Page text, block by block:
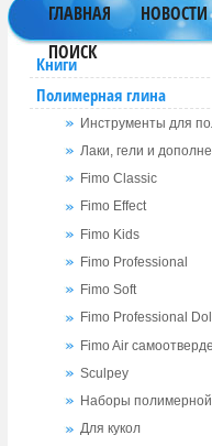
ГЛАВНАЯ НОВОСТИ
ПОИСК
Книги
Полимерная глина
Инструменты для
Лаки, гели и
Fimo Classic
Fimo Effect
Fimo Kids
Fimo Professional
Fimo Soft
Fimo Professional
Fimo Air
Sculpey
Наборы
Для кукол